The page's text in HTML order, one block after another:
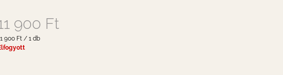
900 Ft
900 Ft / 1 db